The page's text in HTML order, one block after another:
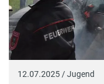
12.07.2025 / Jugend